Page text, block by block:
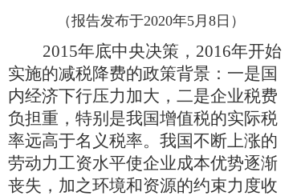
（报告发布于2020年5月8日）
2015年底中央决策， 2016年开始
实施的减税降费的政策背景：一是国
内经济下行压力加大，二是企业税费
负担重，特别是我国增值税的实际税
率远高于名义税率。我国不断上涨的
劳动力工资水平使企业成本优势逐渐
丧失，加之环境和资源的约束力度收